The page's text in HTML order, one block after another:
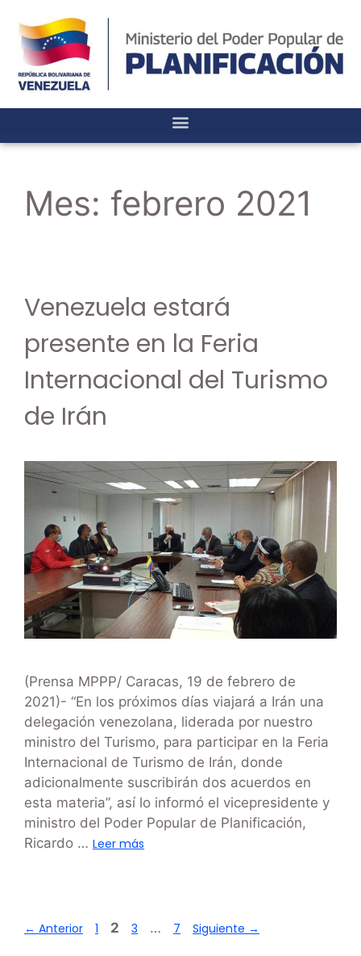
Mes: febrero 2021
Venezuela estará
presente en la Feria
Internacional del Turismo
de Irán
(Prensa MPPP/ Caracas, 19 de febrero de
2021)- “En los próximos días viajará a Irán una
delegación venezolana, liderada por nuestro
ministro del Turismo, para participar en la Feria
Internacional de Turismo de Irán, donde
adicionalmente suscribirán dos acuerdos en
esta materia”, así lo informó el vicepresidente y
ministro del Poder Popular de Planificación,
Ricardo … Leer más
← Anterior 1 2 3 … 7 Siguiente →